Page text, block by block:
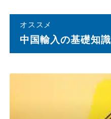
オススメ
中国輸⼊の基礎知識